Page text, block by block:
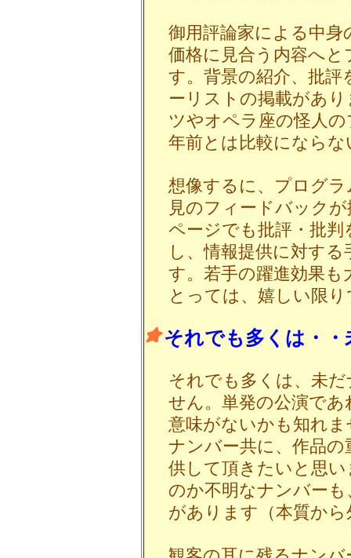
御用評論家による中
価格に見合う内容へ
す。背景の紹介、批
ーリストの掲載があ
ツやオペラ座の怪人
年前とは比較になら
想像するに、プログ
見のフィードバック
ページでも批評・批
し、情報提供に対す
す。若手の躍進効果
とっては、嬉しい限
それでも多くは・・
それでも多くは、未
せん。単発の公演で
意味がないかも知れ
ナンバー共に、作品
供して頂きたいと思
のか不明なナンバー
があります（本質か